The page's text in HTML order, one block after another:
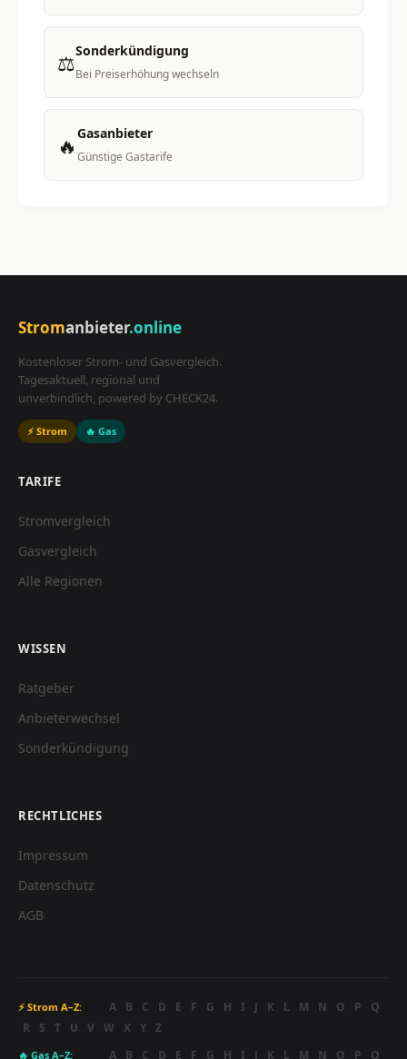
⚖️Sonderkündigung
Bei Preiserhöhung wechseln
🔥 Gasanbieter
Günstige Gastarife
Stromanbieter.online
Kostenloser Strom- und Gasvergleich.
Tagesaktuell, regional und
unverbindlich, powered by CHECK24.
⚡ Strom 🔥 Gas
TARIFE
Stromvergleich
Gasvergleich
Alle Regionen
WISSEN
Ratgeber
Anbieterwechsel
Sonderkündigung
RECHTLICHES
Impressum
Datenschutz
AGB
⚡ Strom A–Z: A B C D E F G H I J K L M N O P
Q
R
S T U V W X Y Z
🔥 Gas A–Z: A B C D E F G H I J K L M N O P Q